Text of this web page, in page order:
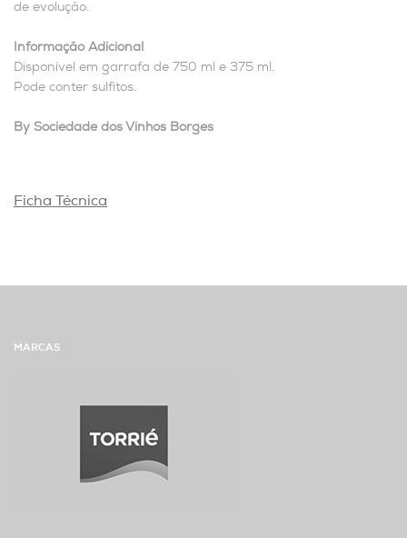
de evolução.
Informação Adicional
Disponível em garrafa de 750 ml e 375 ml.
Pode conter sulfitos.
By Sociedade dos Vinhos Borges
Ficha Técnica
MARCAS